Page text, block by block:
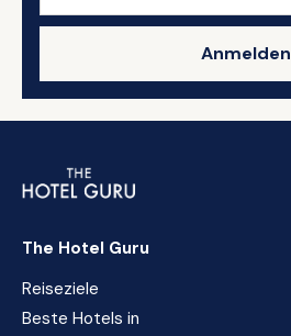
Anmelden
The Hotel Guru
Reiseziele
Beste Hotels in